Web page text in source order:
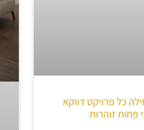
כל פרויקט דווקא
זוהרות